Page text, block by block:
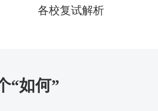
各校复试解析
“如何”